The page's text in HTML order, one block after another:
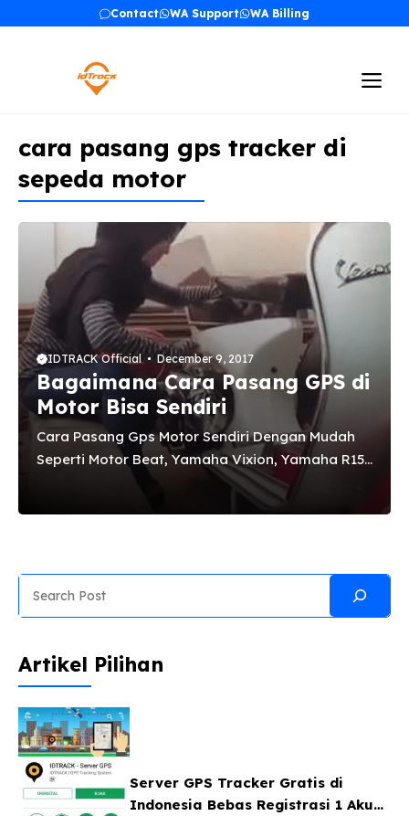
Contact WA Support WA Billing
cara pasang gps tracker di
sepeda motor
IDTRACK Official December 9, 2017
Bagaimana Cara Pasang GPS di
Motor Bisa Sendiri
Cara Pasang Gps Motor Sendiri Dengan Mudah
Seperti Motor Beat, Yamaha Vixion, Yamaha R15
dan NMAX Apabila anda ingin menghindari
masalah pencurian motor yang anda miliki,
anda tahu lokasi motor dengan memanfaatkan
ponsel berbasis android apabila ada kasus
pencurian. Untuk itu, perlu pemasangan gps
kebutuhan yang paling utama. Untuk bisa
memasang gps pada motor anda, maka
diperlukan cara pasang gps motor ...
Artikel Pilihan
Server GPS Tracker Gratis di
Indonesia Bebas Registrasi 1 Akun